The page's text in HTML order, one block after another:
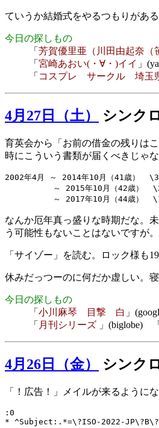
ていうか結婚式をやるつもりがある
今日の探しもの
「 芳賀優里亜（川田由起奈（
「 宮崎あおい(・∀・)イイ 」
「 コスプレ サークル 埼玉
4月27日（土） シンク
育英会から「お前の借金の残りは
時にこういう書類が届くべきじゃ
2002年4月 ～ 2014年10月（41歳）
～ 2015年10月（42歳）
なんか厄年真っ盛りな時期だな。
う可能性もないことはないですが。
「サイゾー」を読む。ロック様も
休みだっつーのに何だか虚しい。
今日の探しもの
「 小川麻琴 目撃 白 」
「 月刊シリーズ 」(biglobe)
4月26日（金） シンク
「！広告！」メイルが来るように
:0
* ^Subject:.*=\?ISO-2022-